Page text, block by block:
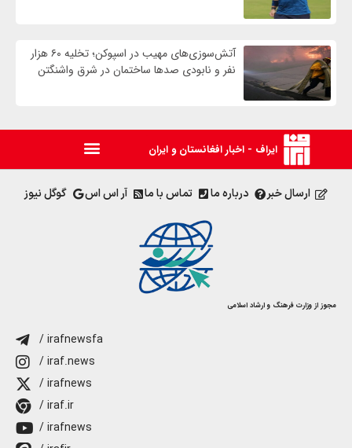
آتش‌سوزی‌های مهیب در اسپوکن؛ تخلیه ۶۰ هزار
نفر و نابودی صدها ساختمان در شرق واشنگتن
ایراف - اخبار افغانستان و ایران
ارسال خبر درباره ما تماس با ما آر اس اس گوگل نیوز
مجوز از وزارت فرهنگ و ارشاد اسلامی
/ irafnewsfa
/ iraf.news
/ irafnews
/ iraf.ir
/ irafnews